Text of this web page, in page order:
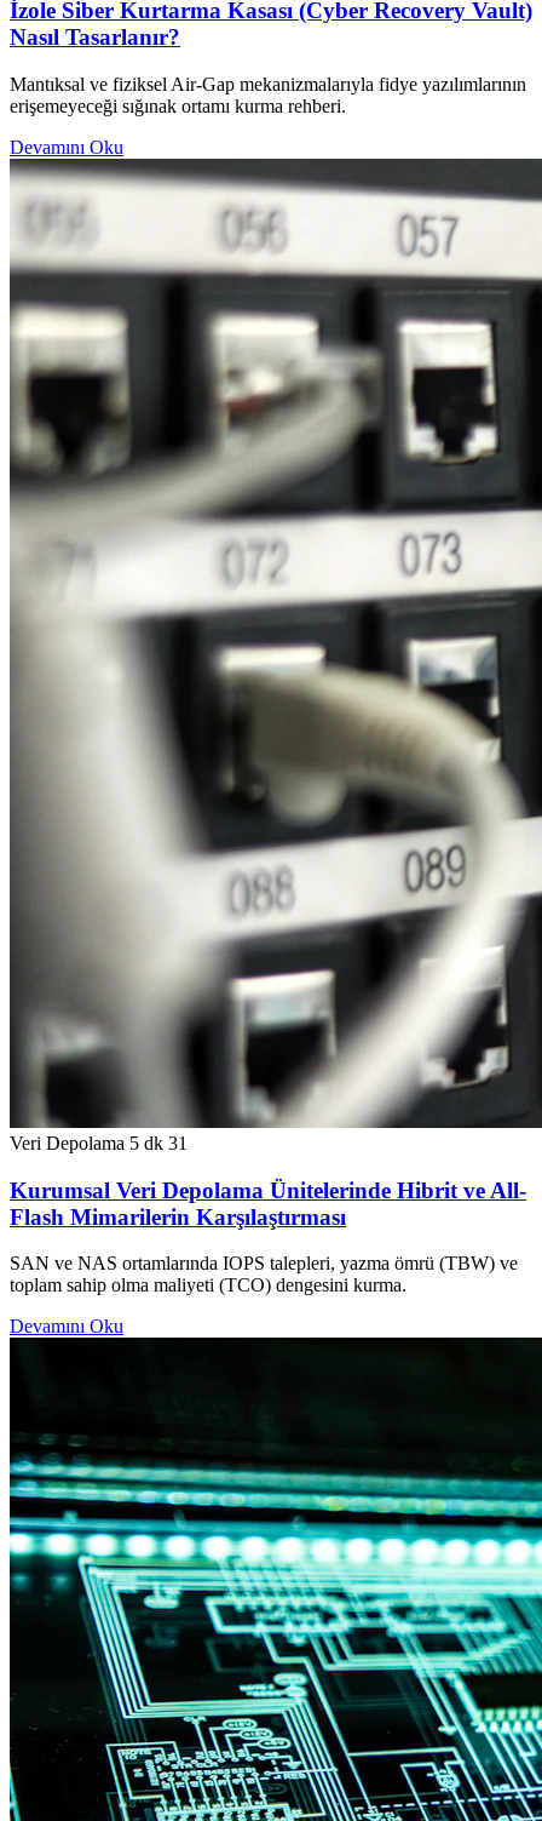
İzole Siber Kurtarma Kasası (Cyber Recovery Vault)
Nasıl Tasarlanır?
Mantıksal ve fiziksel Air-Gap mekanizmalarıyla fidye yazılımlarının
erişemeyeceği sığınak ortamı kurma rehberi.
Devamını Oku
Veri Depolama 5 dk 31
Kurumsal Veri Depolama Ünitelerinde Hibrit ve All-
Flash Mimarilerin Karşılaştırması
SAN ve NAS ortamlarında IOPS talepleri, yazma ömrü (TBW) ve
toplam sahip olma maliyeti (TCO) dengesini kurma.
Devamını Oku